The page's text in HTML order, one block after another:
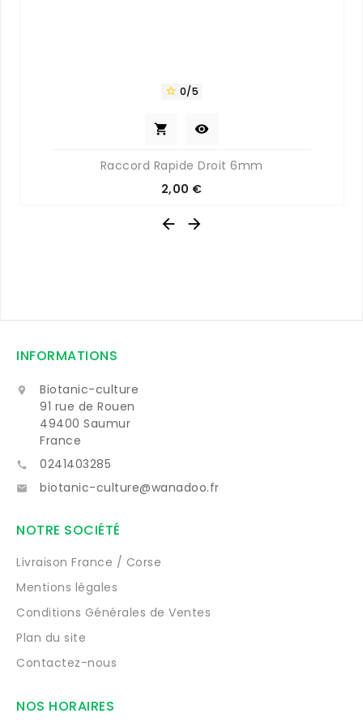
 0/5
 
Raccord Rapide Droit 6mm
Prix
2,00 €
 
INFORMATIONS

Biotanic-culture
91 rue de Rouen
49400 Saumur
France
 0241403285
 biotanic-culture@wanadoo.fr
NOTRE SOCIÉTÉ
Livraison France / Corse
Mentions légales
Conditions Générales de Ventes
Plan du site
Contactez-nous
NOS HORAIRES